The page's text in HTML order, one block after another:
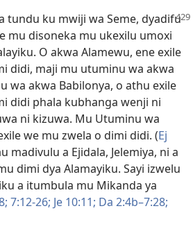
tundu ku mwiji wa Seme, dyadifu
mu disoneka mu ukexilu umoxi
O akwa Alamewu, ene exile
didi, maji mu utuminu wa akwa
wa akwa Babilonya, o athu exile
didi phala kubhanga wenji ni
ni kizuwa. Mu Utuminu wa
we mu zwela o dimi didi. (Ej
madivulu a Ejidala, Jelemiya, ni a
dimi dya Alamayiku. Sayi izwelu
a itumbula mu Mikanda ya
7:12-26; Je 10:11; Da 2:4b–7:28;